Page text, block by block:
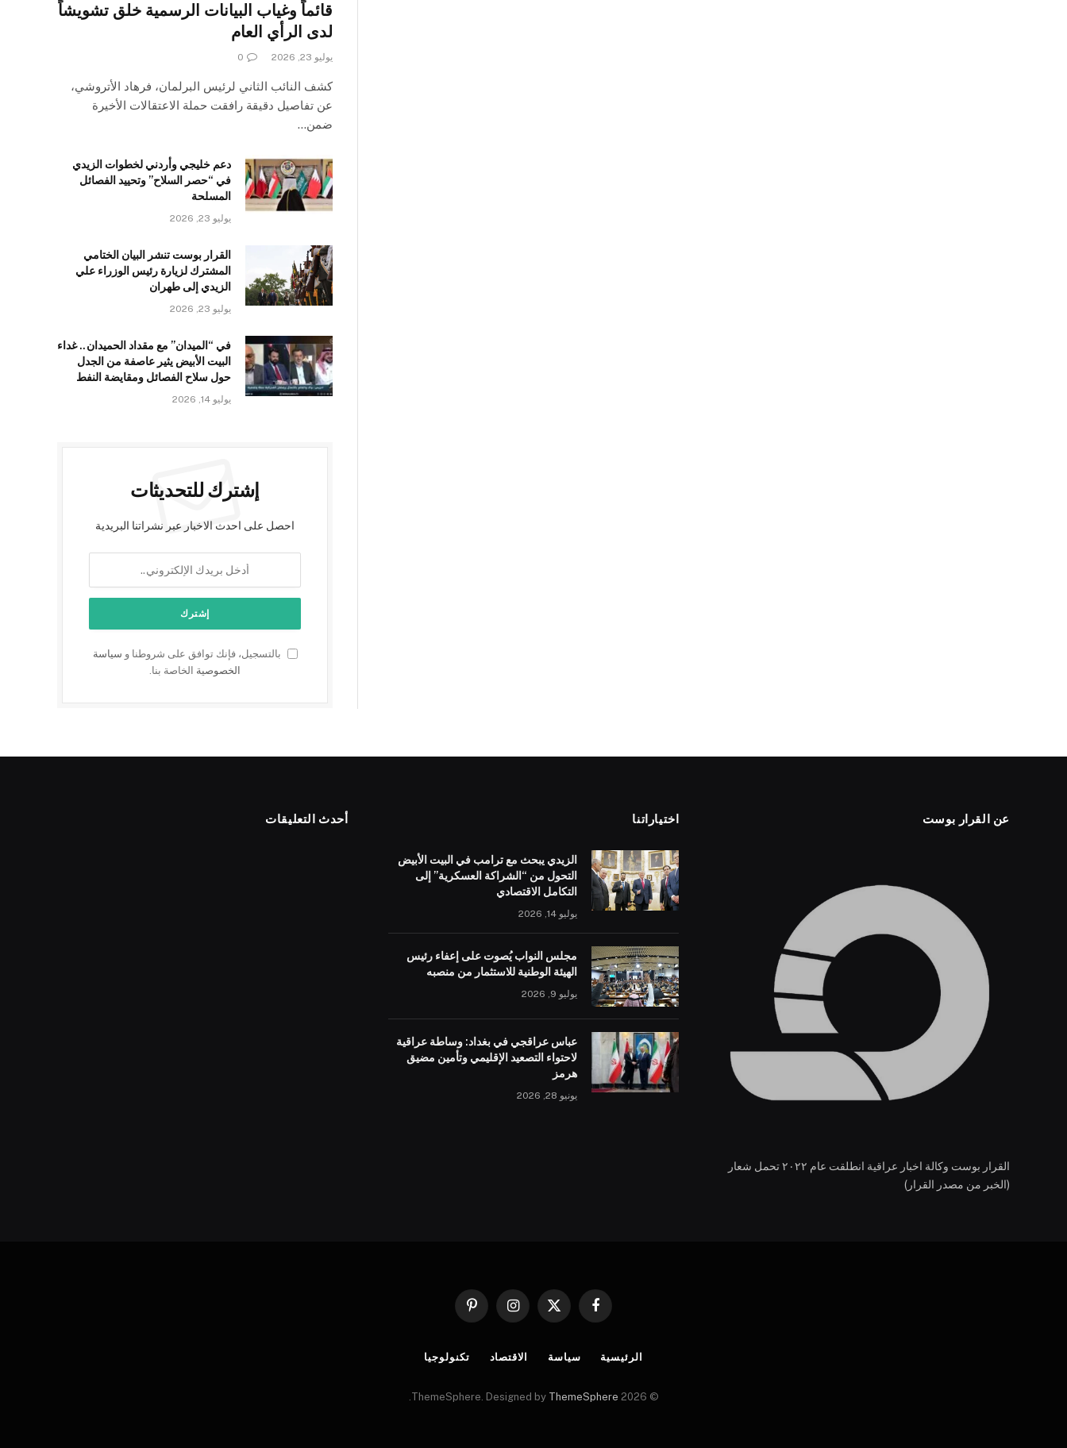
قائماً وغياب البيانات الرسمية خلق تشويشاً
لدى الرأي العام
يوليو 23, 2026 0
كشف النائب الثاني لرئيس البرلمان، فرهاد الأتروشي،
عن تفاصيل دقيقة رافقت حملة الاعتقالات الأخيرة
ضمن…
دعم خليجي وأردني لخطوات الزيدي
في “حصر السلاح” وتحييد الفصائل
المسلحة
يوليو 23, 2026
القرار بوست تنشر البيان الختامي
المشترك لزيارة رئيس الوزراء علي
الزيدي إلى طهران
يوليو 23, 2026
في “الميدان” مع مقداد الحميدان.. غداء
البيت الأبيض يثير عاصفة من الجدل
حول سلاح الفصائل ومقايضة النفط
يوليو 14, 2026
إشترك للتحديثات
احصل على احدث الاخبار عبر نشراتنا البريدية
بالتسجيل، فإنك توافق على شروطنا و سياسة
الخصوصية الخاصة بنا.
عن القرار بوست
القرار بوست وكالة اخبار عراقية انطلقت عام ٢٠٢٢ تحمل شعار
(الخبر من مصدر القرار)
اختياراتنا
الزيدي يبحث مع ترامب في البيت الأبيض
التحول من “الشراكة العسكرية” إلى
التكامل الاقتصادي
يوليو 14, 2026
مجلس النواب يُصوت على إعفاء رئيس
الهيئة الوطنية للاستثمار من منصبه
يوليو 9, 2026
عباس عراقجي في بغداد: وساطة عراقية
لاحتواء التصعيد الإقليمي وتأمين مضيق
هرمز
يونيو 28, 2026
أحدث التعليقات
فيسبوك
X
الانستغرامبينتيريست
الرئيسية سياسة الاقتصاد تكنولوجيا
© 2026 ThemeSphere. Designed by
ThemeSphere